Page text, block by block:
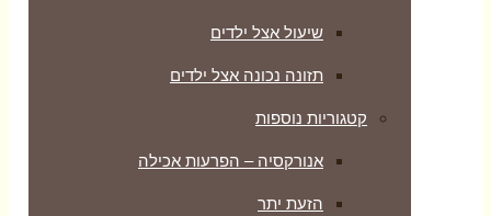
שיעול אצל ילדים
תזונה נכונה אצל ילדים
קטגוריות נוספות
אנורקסיה – הפרעות אכילה
הזעת יתר